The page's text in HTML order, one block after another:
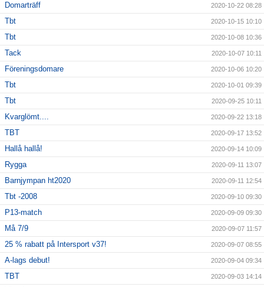
Domarträff 2020-10-22 08:28
Tbt 2020-10-15 10:10
Tbt 2020-10-08 10:36
Tack 2020-10-07 10:11
Föreningsdomare 2020-10-06 10:20
Tbt 2020-10-01 09:39
Tbt 2020-09-25 10:11
Kvarglömt.... 2020-09-22 13:18
TBT 2020-09-17 13:52
Hallå hallå! 2020-09-14 10:09
Rygga 2020-09-11 13:07
Barnjympan ht2020 2020-09-11 12:54
Tbt -2008 2020-09-10 09:30
P13-match 2020-09-09 09:30
Må 7/9 2020-09-07 11:57
25 % rabatt på Intersport v37! 2020-09-07 08:55
A-lags debut! 2020-09-04 09:34
TBT 2020-09-03 14:14